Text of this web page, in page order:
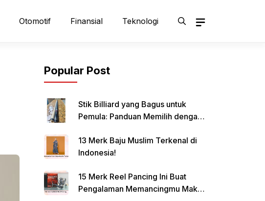
Otomotif Finansial Teknologi
Popular Post
Stik Billiard yang Bagus untuk
Pemula: Panduan Memilih dengan
13 Merk Baju Muslim Terkenal di
Indonesia!
15 Merk Reel Pancing Ini Buat
Pengalaman Memancingmu Makin